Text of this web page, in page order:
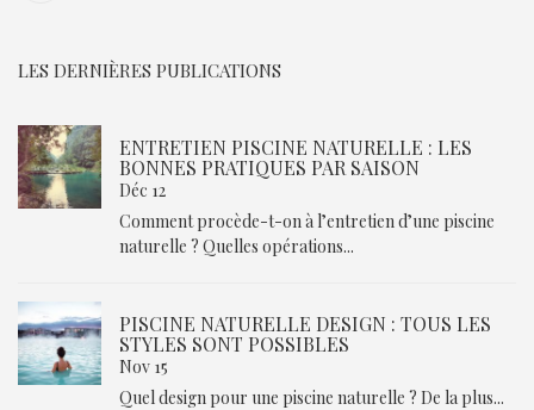
LES DERNIÈRES PUBLICATIONS
ENTRETIEN PISCINE NATURELLE : LES
BONNES PRATIQUES PAR SAISON
Déc 12
Comment procède-t-on à l’entretien d’une piscine
naturelle ? Quelles opérations...
PISCINE NATURELLE DESIGN : TOUS LES
STYLES SONT POSSIBLES
Nov 15
Quel design pour une piscine naturelle ? De la plus...